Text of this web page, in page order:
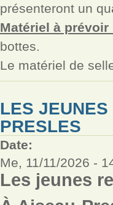
présenteront un
Matériel à prévoir
bottes.
Le matériel de
LES
PRESLES
Date:
Me, 11/11/2026 -
Les jeunes